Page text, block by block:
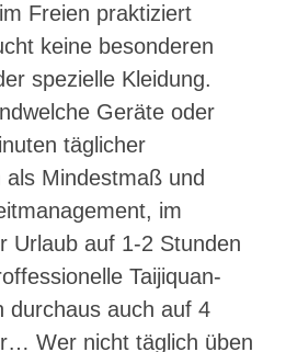
Freien praktiziert
keine besonderen
spezielle Kleidung.
Geräte oder
täglicher
Mindestmaß und
im
Urlaub auf 1-2 Stunden
Taijiquan-
durchaus auch auf 4
Wer nicht täglich üben